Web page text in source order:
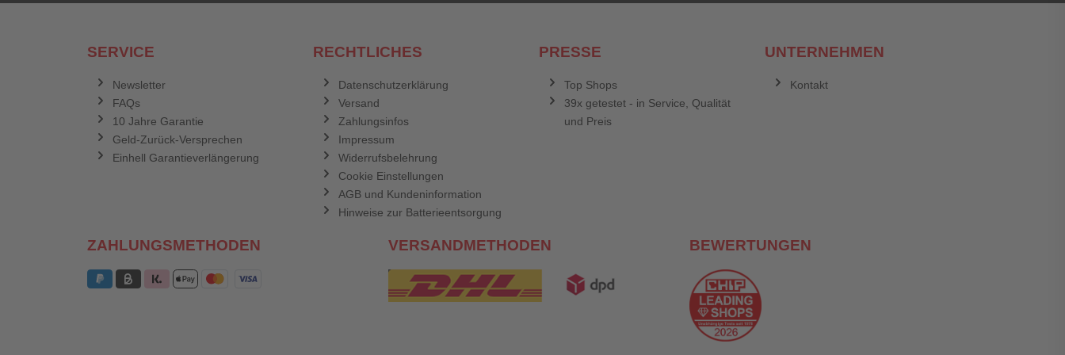
SERVICE
Newsletter
FAQs
10 Jahre Garantie
Geld-Zurück-Versprechen
Einhell Garantieverlängerung
RECHTLICHES
Datenschutzerklärung
Versand
Zahlungsinfos
Impressum
Widerrufsbelehrung
Cookie Einstellungen
AGB und Kundeninformation
Hinweise zur Batterieentsorgung
PRESSE
Top Shops
39x getestet - in Service, Qualität
und Preis
UNTERNEHMEN
Kontakt
ZAHLUNGSMETHODEN VERSANDMETHODEN BEWERTUNGEN